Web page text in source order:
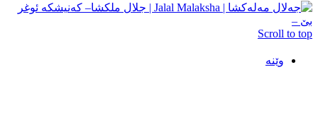
وێنه‌
– که‌نیشکه ‌ئوغر‌
بێ –
Scroll to top